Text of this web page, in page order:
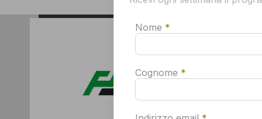
Nome *
Cognome *